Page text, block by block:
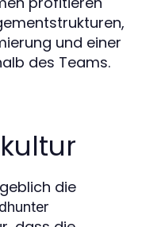
und einer
des Teams.
die